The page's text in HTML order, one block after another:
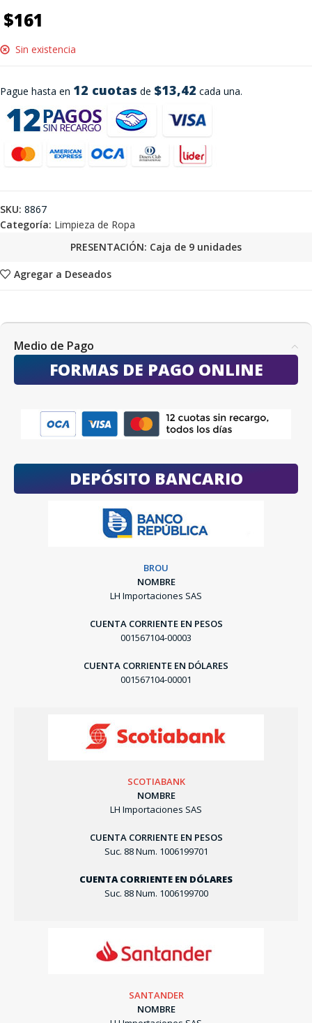
$161
Pague hasta en 12 cuotas de $13,42 cada una.
Sin existencia
Agregar a Deseados
SKU: 8867
Categoría: Limpieza de Ropa
PRESENTACIÓN: Caja de 9 unidades
Medio de Pago
FORMAS DE PAGO ONLINE
DEPÓSITO BANCARIO
BROU
NOMBRE
LH Importaciones SAS
CUENTA CORRIENTE EN PESOS
001567104-00003
CUENTA CORRIENTE EN DÓLARES
001567104-00001
SCOTIABANK
NOMBRE
LH Importaciones SAS
CUENTA CORRIENTE EN PESOS
Suc. 88 Num. 1006199701
CUENTA CORRIENTE EN DÓLARES
Suc. 88 Num. 1006199700
SANTANDER
NOMBRE